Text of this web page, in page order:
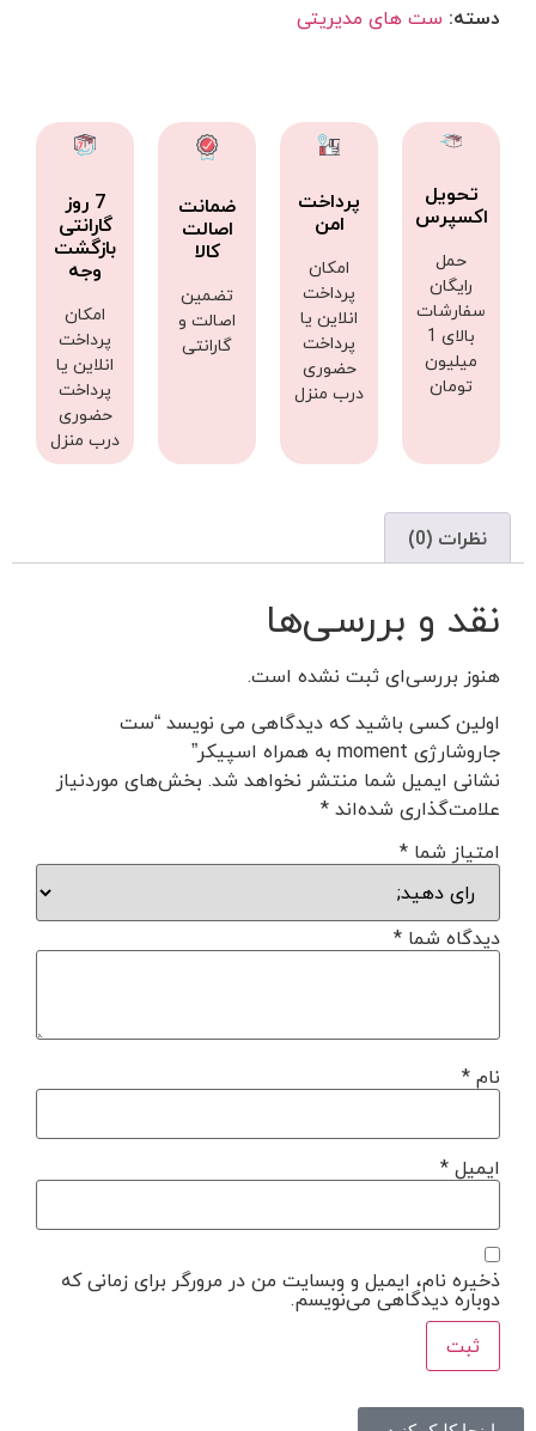
دسته: ست های مدیریتی
تحویل
اکسپرس
حمل
رایگان
سفارشات
بالای 1
میلیون
تومان
پرداخت
امن
امکان
پرداخت
انلاین یا
پرداخت
حضوری
درب منزل
ضمانت
اصالت
کالا
تضمین
اصالت و
گارانتی
7 روز
گارانتی
بازگشت
وجه
امکان
پرداخت
انلاین یا
پرداخت
حضوری
درب منزل
نظرات (0)
نقد و بررسی‌ها
هنوز بررسی‌ای ثبت نشده است.
اولین کسی باشید که دیدگاهی می نویسد “ست
جاروشارژی moment به همراه اسپیکر”
نشانی ایمیل شما منتشر نخواهد شد. بخش‌های موردنیاز
علامت‌گذاری شده‌اند*
امتیاز شما *
دیدگاه شما *
نام*
ایمیل*
ذخیره نام، ایمیل و وبسایت من در مرورگر برای زمانی که
دوباره دیدگاهی می‌نویسم.